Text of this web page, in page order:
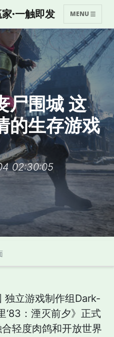
·一触即发 MENU
尸围城 这
的生存游戏
02:30:05
独立游戏制作组Dark-
‘83：湮灭前夕》正式
轻度肉鸽和开放世界